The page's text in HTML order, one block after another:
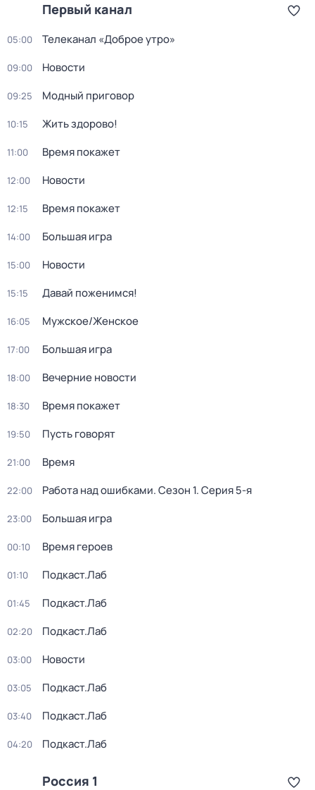
Первый канал
05:00 Телеканал «Доброе утро»
09:00 Новости
09:25 Модный приговор
10:15 Жить здорово!
11:00 Время покажет
12:00 Новости
12:15 Время покажет
14:00 Большая игра
15:00 Новости
15:15 Давай поженимся!
16:05 Мужское/Женское
17:00 Большая игра
18:00 Вечерние новости
18:30 Время покажет
19:50 Пусть говорят
21:00 Время
22:00 Работа над ошибками. Сезон 1. Серия 5-я
23:00 Большая игра
00:10 Время героев
01:10 Подкаст.Лаб
01:45 Подкаст.Лаб
02:20 Подкаст.Лаб
03:00 Новости
03:05 Подкаст.Лаб
03:40 Подкаст.Лаб
04:20 Подкаст.Лаб
Россия 1